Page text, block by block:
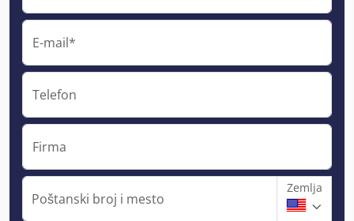
E-mail*
Telefon
Firma
Poštanski broj i mesto
Zemlja